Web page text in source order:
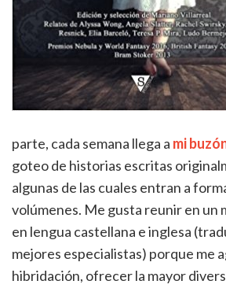
parte, cada semana llega a mi
goteo de historias escritas
algunas de las cuales entran a
volúmenes. Me gusta reunir en un
en lengua castellana e inglesa
mejores especialistas) porque me
hibridación, ofrecer la mayor